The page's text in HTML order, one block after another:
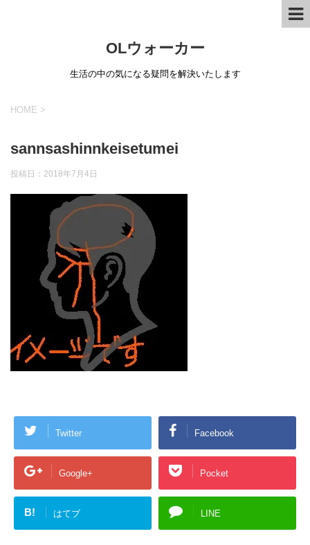
OLウォーカー
生活の中の気になる疑問を解決いたします
HOME >
sannsashinnkeisetumei
投稿日： 2018年7月4日
Twitter Facebook
Google+ Pocket
B! はてブ LINE